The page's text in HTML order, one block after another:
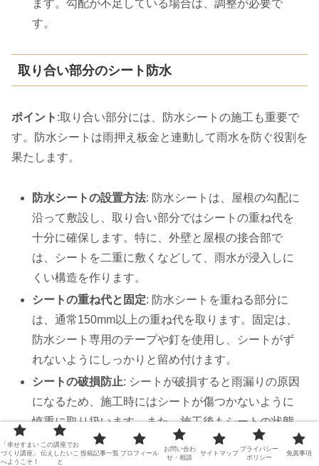
ます。勾配が不足している場合は、調整が必要で
す。
取り合い部分のシート防水
ポイント :取り合い部分には、防水シートの施工も重要で
す。防水シートは雨押え板金と連動して雨水を防ぐ役割を
果たします。
防水シートの設置方法: 防水シートは、屋根の勾配に
沿って敷設し、取り合い部分ではシートの重ね代を
十分に確保します。特に、外壁と屋根の接合部で
は、シートを二重に敷くなどして、雨水が浸入しに
くい構造を作ります。
シートの重ね代と固定: 防水シートを重ねる部分に
は、通常150mm以上の重ね代を取ります。固定は、
防水シート専用のテープや釘を使用し、シートがず
れないようにしっかりと留め付けます。
シートの破損防止: シートが破損すると雨漏りの原因
になるため、施工時にはシートが傷つかないように
慎重に取り扱います。また、施工後もシートの状態
を定期的に確認し、必要に応じて修繕を行います。
「幸せすまい
づくり講座」
へようこそ！
この講座でお
伝えしたいこ
と
投稿記事一覧 プロフィール
お問い合わ
せ・相談
サイトマップ
プライバシー
ポリシー
免責事項